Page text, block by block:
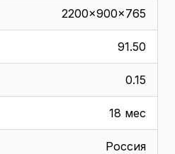
2200x900x765
91.50
0.15
18 мес
Россия